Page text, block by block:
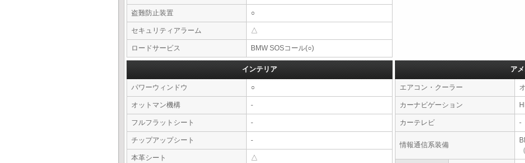
盗難防止装置 ○
セキュリティアラーム △
ロードサービス BMW SOSコール(○)
インテリア
パワーウィンドウ ○
オットマン機構 -
フルフラットシート -
チップアップシート -
本革シート △
ア
エアコン・クーラー
カーナビゲーション
カーテレビ -
情報通信系装備